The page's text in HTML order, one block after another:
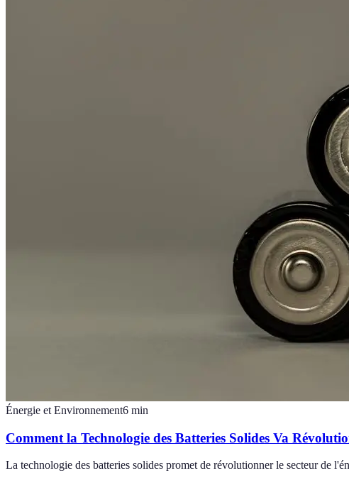
Énergie et Environnement6 min
Comment la Technologie des Batteries Solides Va
La technologie des batteries solides promet de révolutionner le secteur de